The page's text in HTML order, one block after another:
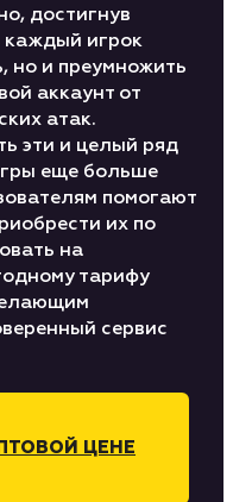
достигнув
каждый игрок
но и преумножить
аккаунт от
атак.
эти и целый ряд
еще больше
помогают
их по
на
тарифу
сервис
ЦЕНЕ